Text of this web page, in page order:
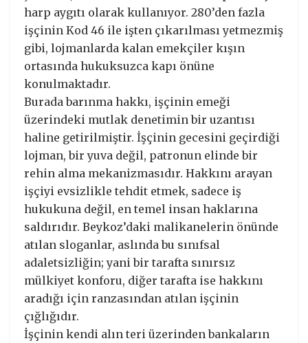
harp aygıtı olarak kullanıyor. 280’den fazla
işçinin Kod 46 ile işten çıkarılması yetmezmiş
gibi, lojmanlarda kalan emekçiler kışın
ortasında hukuksuzca kapı önüne
konulmaktadır.
​Burada barınma hakkı, işçinin emeği
üzerindeki mutlak denetimin bir uzantısı
haline getirilmiştir. İşçinin gecesini geçirdiği
lojman, bir yuva değil, patronun elinde bir
rehin alma mekanizmasıdır. Hakkını arayan
işçiyi evsizlikle tehdit etmek, sadece iş
hukukuna değil, en temel insan haklarına
saldırıdır. Beykoz’daki malikanelerin önünde
atılan sloganlar, aslında bu sınıfsal
adaletsizliğin; yani bir tarafta sınırsız
mülkiyet konforu, diğer tarafta ise hakkını
aradığı için ranzasından atılan işçinin
çığlığıdır.
​İşçinin kendi alın teri üzerinden bankaların